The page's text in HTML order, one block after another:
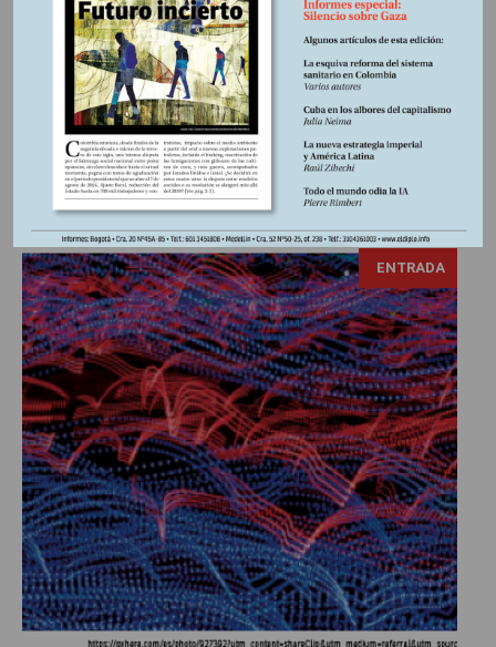
Shock y conmoción… Son las únicas palabras capaces de
calificar el impacto que produjo en Brasil el anuncio
formulado por Donald Trump, el 9 de julio pasado, a través
de una carta que la Cancillería brasileña devolvió a su
firmante, al considerarla ofensiva y fuera del habitual tono
diplomático, advirtiendo que los productos brasileños con...
ENTRADA